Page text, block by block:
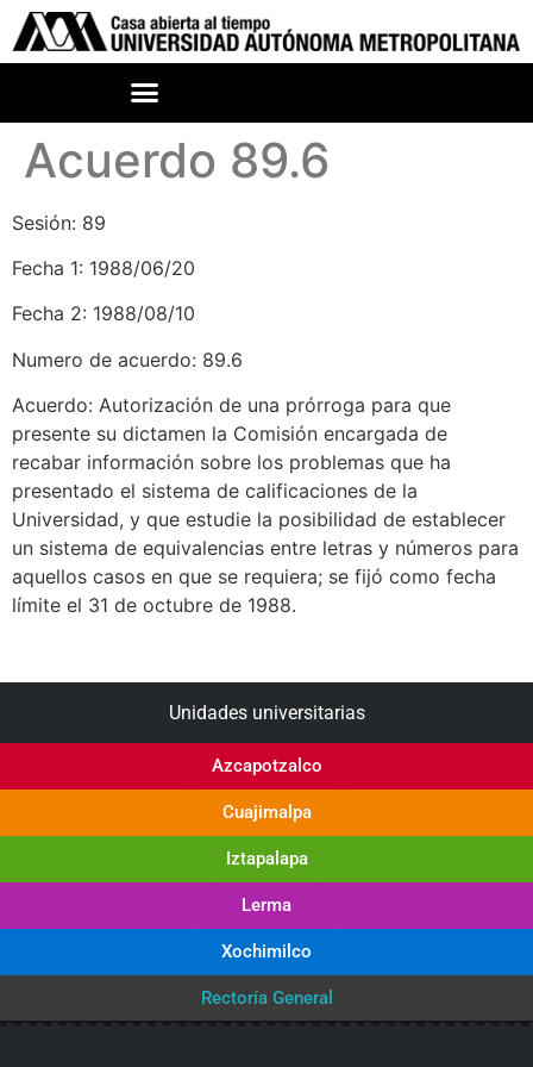
Acuerdo 89.6
Sesión: 89
Fecha 1: 1988/06/20
Fecha 2: 1988/08/10
Numero de acuerdo: 89.6
Acuerdo: Autorización de una prórroga para que
presente su dictamen la Comisión encargada de
recabar información sobre los problemas que ha
presentado el sistema de calificaciones de la
Universidad, y que estudie la posibilidad de establecer
un sistema de equivalencias entre letras y números para
aquellos casos en que se requiera; se fijó como fecha
límite el 31 de octubre de 1988.
Unidades universitarias
Azcapotzalco
Cuajimalpa
Iztapalapa
Lerma
Xochimilco
Rectoría General